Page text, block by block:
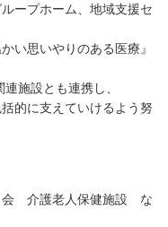
ープホーム、地域支援セ
い思いやりのある医療』
施設とも連携し、
的に支えていけるよう努
会 介護老人保健施設 な